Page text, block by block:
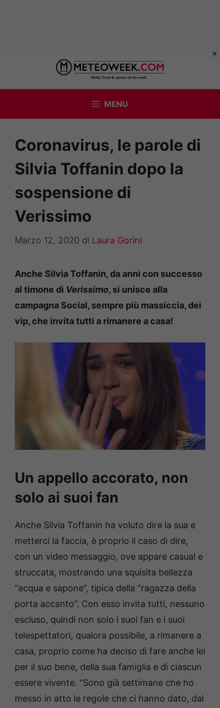
contenuto
MENU
Coronavirus, le parole di
Silvia Toffanin dopo la
sospensione di
Verissimo
Marzo 12, 2020 di Laura Gorini
Anche Silvia Toffanin, da anni con successo
al timone di Verissimo, si unisce alla
campagna Social, sempre più massiccia, dei
vip, che invita tutti a rimanere a casa!
Un appello accorato, non
solo ai suoi fan
Anche Silvia Toffanin ha voluto dire la sua e
metterci la faccia, è proprio il caso di dire,
con un video messaggio, ove appare casual e
struccata, mostrando una squisita bellezza
“acqua e sapone”, tipica della “ragazza della
porta accanto”. Con esso invita tutti, nessuno
escluso, quindi non solo i suoi fan e i suoi
telespettatori, qualora possibile, a rimanere a
casa, proprio come ha deciso di fare anche lei
per il suo bene, della sua famiglia e di ciascun
essere vivente. “Sono già settimane che ho
messo in atto le regole che ci hanno dato, dal